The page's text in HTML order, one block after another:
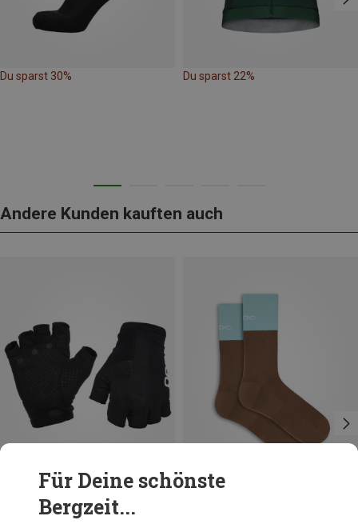
Du sparst 30% Du sparst 22%
Andere Kunden kauften auch
Du sparst bis 33%
Für Deine schönste
Bergzeit...